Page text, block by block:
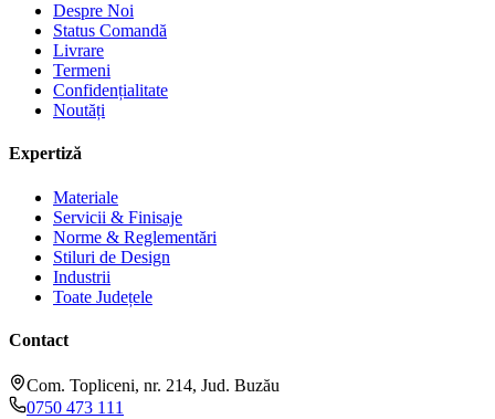
Despre Noi
Status Comandă
Livrare
Termeni
Confidențialitate
Noutăți
Expertiză
Materiale
Servicii & Finisaje
Norme & Reglementări
Stiluri de Design
Industrii
Toate Județele
Contact
Com. Topliceni, nr. 214, Jud. Buzău
0750 473 111